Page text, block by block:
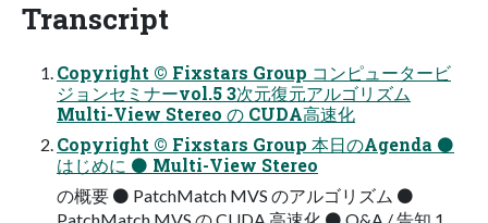
Transcript
Copyright © Fixstars Group コンピュータービ
ジョンセミナーvol.5 3次元復元アルゴリズム
Multi-View Stereo の CUDA高速化
Copyright © Fixstars Group 本日のAgenda ⚫
はじめに ⚫ Multi-View Stereo
の概要 ⚫ PatchMatch MVS のアルゴリズム ⚫
PatchMatch MVS の CUDA 高速化 ⚫ Q&A / 告知 1